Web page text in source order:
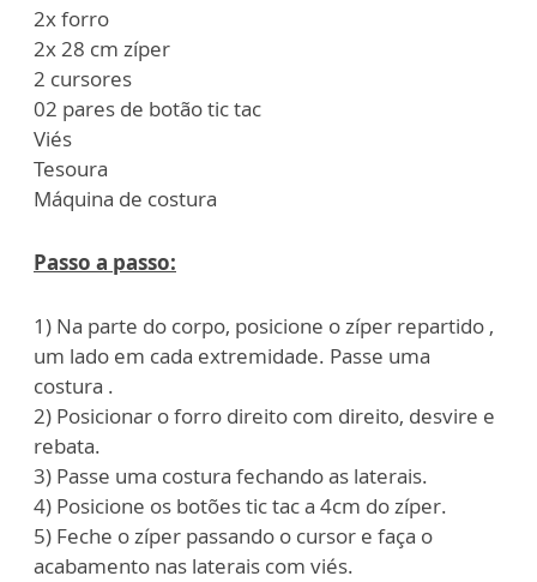
2x forro
2x 28 cm zíper
2 cursores
02 pares de botão tic tac
Viés
Tesoura
Máquina de costura
Passo a passo:
1) Na parte do corpo, posicione o zíper repartido ,
um lado em cada extremidade. Passe uma
costura .
2) Posicionar o forro direito com direito, desvire e
rebata.
3) Passe uma costura fechando as laterais.
4) Posicione os botões tic tac a 4cm do zíper.
5) Feche o zíper passando o cursor e faça o
acabamento nas laterais com viés.